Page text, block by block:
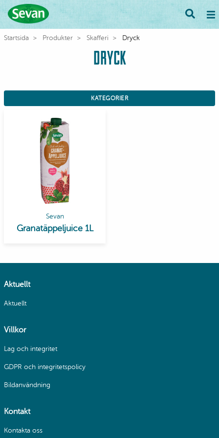
Startsida Produkter Skafferi Dryck
DRYCK
KATEGORIER
Sevan
Granatäppeljuice 1L
Aktuellt
Aktuellt
Villkor
Lag och integritet
GDPR och integritetspolicy
Bildanvändning
Kontakt
Kontakta oss